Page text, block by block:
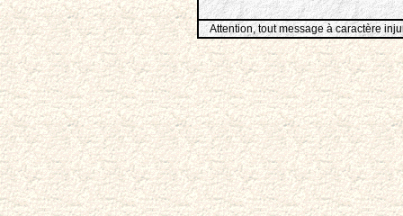
Attention, tout message à caractère